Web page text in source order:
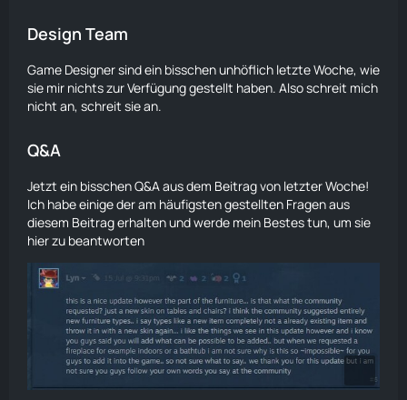
Design Team
Game Designer sind ein bisschen unhöflich letzte Woche, wie
sie mir nichts zur Verfügung gestellt haben. Also schreit mich
nicht an, schreit sie an.
Q&A
Jetzt ein bisschen Q&A aus dem Beitrag von letzter Woche!
Ich habe einige der am häufigsten gestellten Fragen aus
diesem Beitrag erhalten und werde mein Bestes tun, um sie
hier zu beantworten